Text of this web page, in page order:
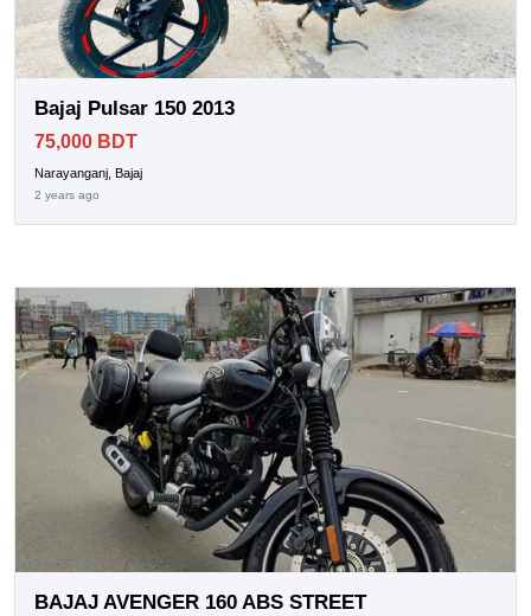
Bajaj Pulsar 150 2013
75,000 BDT
Narayanganj, Bajaj
2 years ago
BAJAJ AVENGER 160 ABS STREET